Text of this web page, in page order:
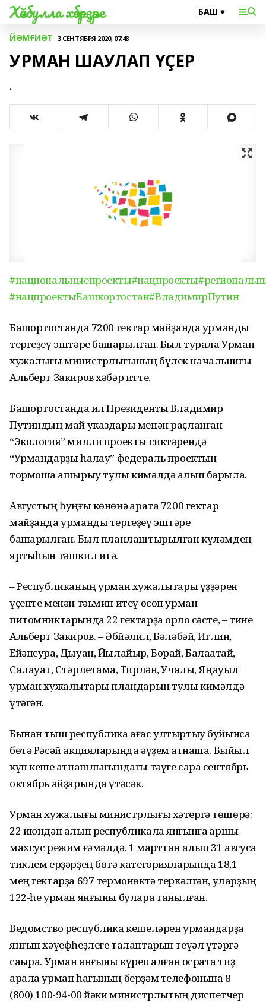
Хәйбулла хәбәрҙәре
ЙӘМҒИӘТ 3 СЕНТЯБРЯ 2020, 07:48
УРМАН ШАУЛАП ҮҪЕР
.
#национальныепроекты#нацпроекты
#нацпроектыБашкортостан#ВладимирПутин
Башҡортостанда 7200 гектар майҙанда урманды
тергеҙеү эштәре башҡарылған. Был турала Урман
хужалығы министрлығының бүлек начальнигы
Альберт Закиров хәбәр итте.
Башҡортостанда ил Президенты Владимир
Путиндың май указдары менән раҫланған
“Экология” милли проекты сиктәрендә
“Урмандарҙы һаҡлау” федераль проектын
тормошҡа ашырыу тулы кимәлдә алып барыла.
Августың һуңғы көнөнә ҡарата 7200 гектар
майҙанда урманды тергеҙеү эштәре
башҡарылған. Был планлаштырылған күләмдең
яртыһын тәшкил итә.
– Республиканың урман хужалыҡтары үҙҙәрен
үҫенте менән тәьмин итеү өсөн урман
питомниктарында 22 гектарҙа орлоҡ сәсте, – тине
Альберт Закиров. – Әбйәлил, Бәләбәй, Иглин,
Ейәнсура, Дыуан, Йылайыр, Борай, Балаҡатай,
Салауат, Стәрлетамаҡ, Тирлән, Учалы, Яңауыл
урман хужалыҡтары пландарын тулы кимәлдә
үтәгән.
Бынан тыш республика ағас ултыртыу буйынса
бөтә Рәсәй акцияларында әүҙем ҡатнаша. Быйыл
күп кеше ҡатнашлығындағы тәүге сара сентябрь-
октябрь айҙарында үтәсәк.
Урман хужалығы министрлығы хәтергә төшөрә:
22 июндән алып республикала янғынға ҡаршы
махсус режим ғәмәлдә. 1 марттан алып 31 авгусҡа
тиклем ерҙәрҙең бөтә категорияларында 18,1
мең гектарҙа 697 термонөктә теркәлгән, уларҙың
122-һе урман янғыны булараҡ танылған.
Ведомство республика кешеләрен урмандарҙа
янғын хәүефһеҙлеге талаптарын теүәл үтәргә
саҡыра. Урман янғыны күреп ҡалған осраҡта тиҙ
арала урман һағының берҙәм телефонына 8
(800) 100-94-00 йәки министрлыҡтың диспетчер